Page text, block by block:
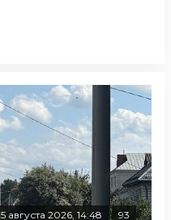
5 августа 2026, 14:48 93